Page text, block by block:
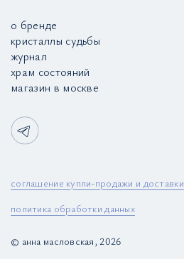
о бренде
кристаллы судьбы
журнал
храм состояний
магазин в москве
соглашение купли-продажи и доставки
политика обработки данных
© анна масловская, 2026